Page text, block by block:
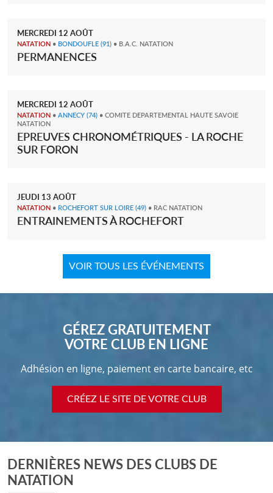
MERCREDI 12 AOÛT
NATATION • BONDOUFLE (91) • B.A.C. NATATION
PERMANENCES
MERCREDI 12 AOÛT
NATATION • ANNECY (74) • COMITE DEPARTEMENTAL HAUTE SAVOIE
NATATION
EPREUVES CHRONOMÉTRIQUES - LA ROCHE
SUR FORON
JEUDI 13 AOÛT
NATATION • ROCHEFORT SUR LOIRE (49) • RAC NATATION
ENTRAINEMENTS À ROCHEFORT
VOIR TOUS LES ÉVÉNEMENTS
GÉREZ GRATUITEMENT
VOTRE CLUB EN LIGNE
Adhésion en ligne, paiement en carte bancaire, etc
CRÉEZ LE SITE DE VOTRE CLUB
DERNIÈRES NEWS DES CLUBS DE
NATATION